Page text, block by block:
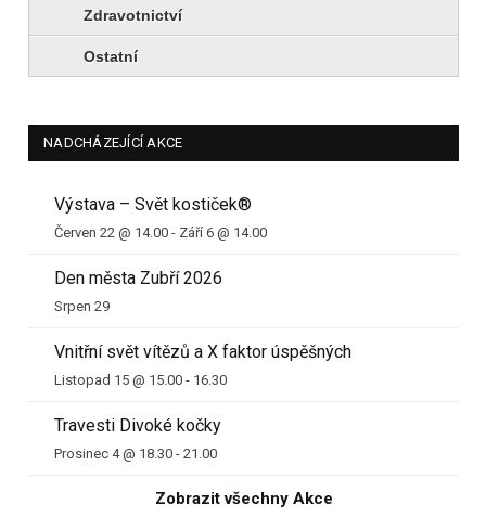
Zdravotnictví
Ostatní
NADCHÁZEJÍCÍ AKCE
Výstava – Svět kostiček®
Červen 22 @ 14.00 - Září 6 @ 14.00
Den města Zubří 2026
Srpen 29
Vnitřní svět vítězů a X faktor úspěšných
Listopad 15 @ 15.00 - 16.30
Travesti Divoké kočky
Prosinec 4 @ 18.30 - 21.00
Zobrazit všechny Akce